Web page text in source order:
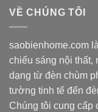
VỀ CHÚNG TÔI
saobienhome.com
chiếu sáng nội thất,
dạng từ đèn chùm
tường tinh tế đến
Chúng tôi cung cấp